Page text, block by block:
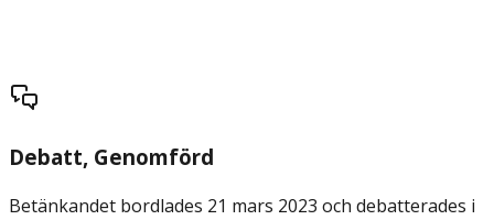
Debatt, Genomförd
Betänkandet bordlades 21 mars 2023 och debatterades i